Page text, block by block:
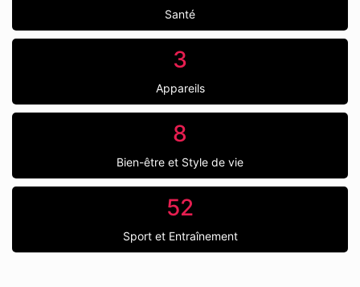
Santé
3
Appareils
8
Bien-être et Style de vie
52
Sport et Entraînement